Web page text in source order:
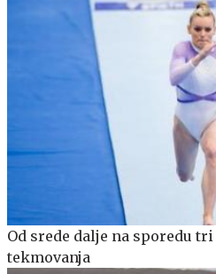
Od srede dalje na sporedu
tekmovanja